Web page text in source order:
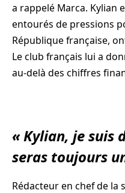
a rappelé Marca. Kylian
entourés de pressions
République française,
Le club français lui a
au-delà des chiffres
« Kylian, je suis
seras toujours
Rédacteur en chef de la